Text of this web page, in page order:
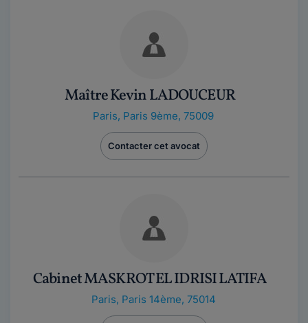
Maître Kevin LADOUCEUR
Paris, Paris 9ème, 75009
Contacter cet avocat
Cabinet MASKROT EL IDRISI LATIFA
Paris, Paris 14ème, 75014